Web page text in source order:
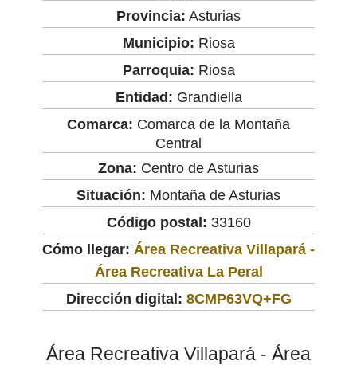
Provincia: Asturias
Municipio: Riosa
Parroquia: Riosa
Entidad: Grandiella
Comarca: Comarca de la Montaña
Central
Zona: Centro de Asturias
Situación: Montaña de Asturias
Código postal: 33160
Cómo llegar: Área Recreativa Villapará -
Área Recreativa La Peral
Dirección digital: 8CMP63VQ+FG
Área Recreativa Villapará - Área